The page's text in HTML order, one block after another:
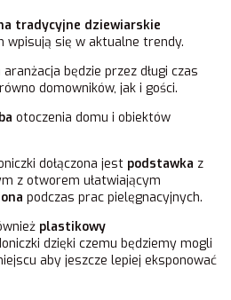
tradycyjne dziewiarskie
wpisują się w aktualne trendy.
będzie przez długi czas
domowników, jak i gości.
otoczenia domu i obiektów
dołączona jest podstawka z
z otworem ułatwiającym
podczas prac pielęgnacyjnych.
plastikowy
dzięki czemu będziemy mogli
aby jeszcze lepiej eksponować